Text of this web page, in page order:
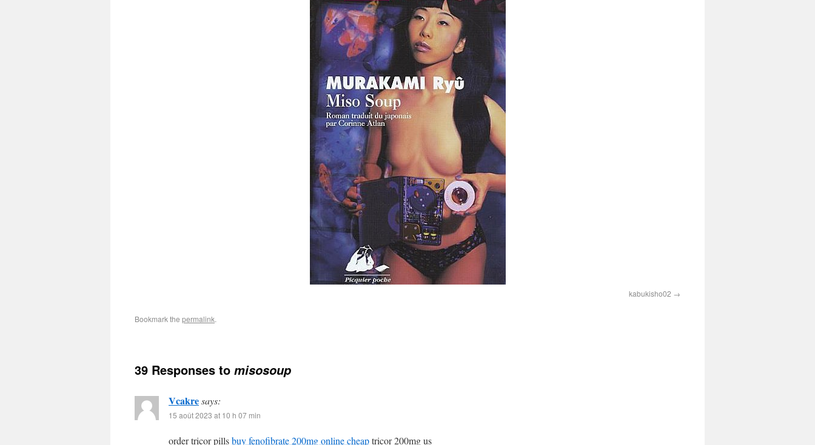
kabukisho02
Bookmark the permalink.
39 Responses to misosoup
Vcakresays:
15 août 2023 at 10 h 07 min
order tricor pillsbuy fenofibrate 200mg online cheaptricor 200mg us